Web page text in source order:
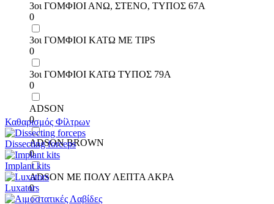
3οι ΓΟΜΦΙΟΙ ΑΝΩ, ΣΤΕΝΟ, ΤΥΠΟΣ 67Α
0
3οι ΓΟΜΦΙΟΙ ΚΑΤΩ ΜΕ TIPS
0
3οι ΓΟΜΦΙΟΙ ΚΑΤΩ ΤΥΠΟΣ 79Α
0
ADSON
0
ADSON BROWN
0
ADSON ΜΕ ΠΟΛΥ ΛΕΠΤΑ ΑΚΡΑ
0
Καθαρισμός Φίλτρων
Dissecting forceps
Implant kits
Luxators